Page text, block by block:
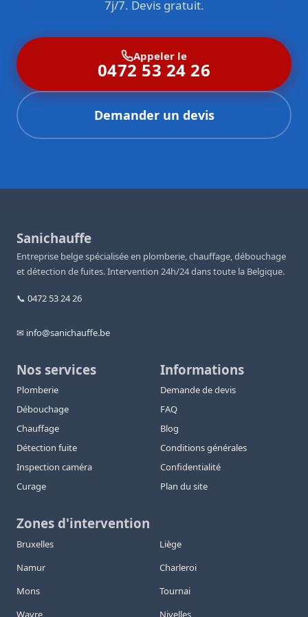
7j/7. Devis gratuit.
Appeler le
0472 53 24 26
Demander un devis
Sanichauffe
Entreprise belge spécialisée en plomberie, chauffage, débouchage
et détection de fuites. Intervention 24h/24 dans toute la Belgique.
📞 0472 53 24 26
✉ info@sanichauffe.be
Nos services
Plomberie
Débouchage
Chauffage
Détection fuite
Inspection caméra
Curage
Informations
Demande de devis
FAQ
Blog
Conditions générales
Confidentialité
Plan du site
Zones d'intervention
Bruxelles
Liège
Namur
Charleroi
Mons
Tournai
Wavre
Nivelles